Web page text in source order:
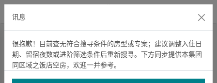
快速订房 住宿券 項目代码 信用卡優惠 空房查询
讯息
很抱歉！目前查无符合搜寻条件的房型或专案；建议调整入住日
期、留宿夜数或进阶筛选条件后重新搜寻。下方同步提供本集团
同区域之饭店空房，欢迎一并参考。